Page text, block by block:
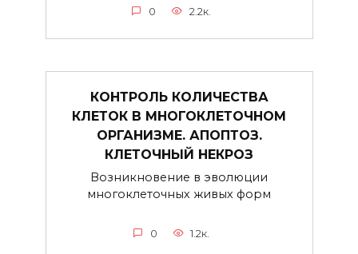
0 2.2к.
КОНТРОЛЬ КОЛИЧЕСТВА
КЛЕТОК В МНОГОКЛЕТОЧНОМ
ОРГАНИЗМЕ. АПОПТОЗ.
КЛЕТОЧНЫЙ НЕКРОЗ
Возникновение в эволюции
многоклеточных живых форм
0 1.2к.